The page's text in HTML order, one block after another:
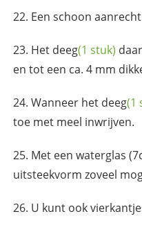
Een schoon
Het deeg(1 stuk)
en tot een ca. 4 mm
Wanneer het deeg(1
toe met meel inwrijven.
Met een waterglas
uitsteekvorm zoveel
U kunt ook